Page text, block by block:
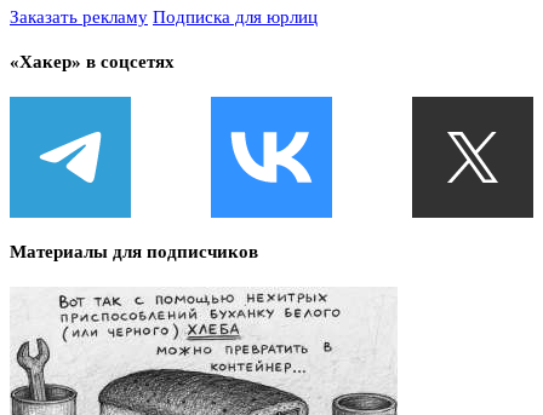
Заказать рекламу Подписка для юрлиц
«Хакер» в соцсетях
Материалы для подписчиков